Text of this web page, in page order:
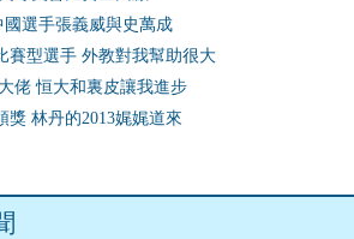
選手張義威與史萬成
賽型選手 外教對我幫助很大
佬 恒大和裏皮讓我進步
獎 林丹的2013娓娓道來